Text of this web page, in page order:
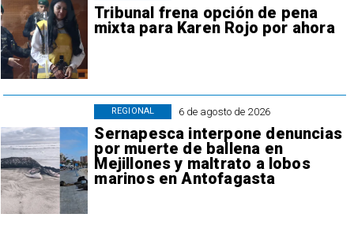
Tribunal frena opción de pena
mixta para Karen Rojo por ahora
6 de agosto de 2026
Sernapesca interpone denuncias
por muerte de ballena en
Mejillones y maltrato a lobos
marinos en Antofagasta
REGIONAL